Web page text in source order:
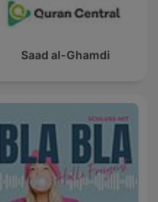
Saad al-Ghamdi